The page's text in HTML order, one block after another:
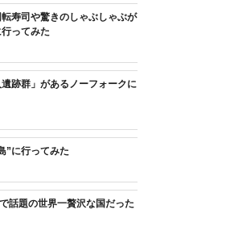
寿司や驚きのしゃぶしゃぶが
ってみた
跡群」があるノーフォークに
”に行ってみた
話題の世界一贅沢な国だった